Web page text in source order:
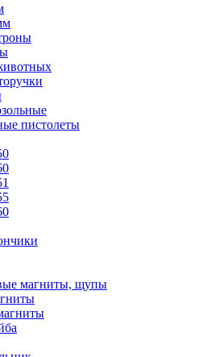
пистолеты
магниты, щупы